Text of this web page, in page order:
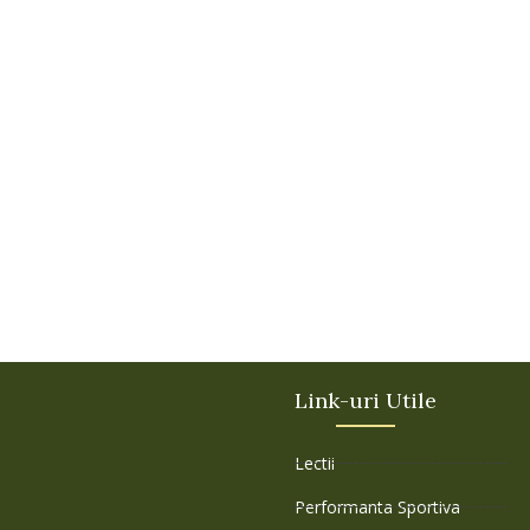
Link-uri Utile
Lectii
Performanta Sportiva